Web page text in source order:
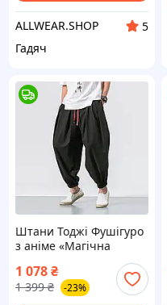
ALLWEAR.SHOP
5
Гадяч
Штани Тоджі Фушігуро
з аніме «Магічна
1 078₴
1 399 ₴ -23%